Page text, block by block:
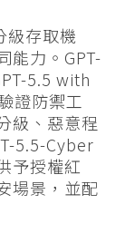
級存取機
能力。GPT-
5.5 with
證防禦工
級、惡意程
5.5-Cyber
予授權紅
場景，並配